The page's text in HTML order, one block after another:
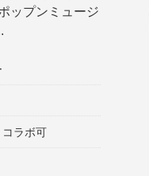
ップンミュージ
ラボ可